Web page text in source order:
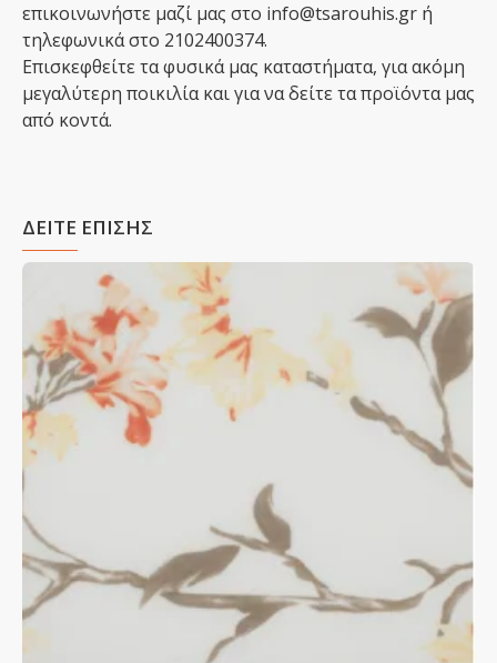
επικοινωνήστε μαζί μας στο info@tsarouhis.gr ή
τηλεφωνικά στο 2102400374.
Επισκεφθείτε τα φυσικά μας καταστήματα, για ακόμη
μεγαλύτερη ποικιλία και για να δείτε τα προϊόντα μας
από κοντά.
ΔΕΙΤΕ ΕΠΙΣΗΣ